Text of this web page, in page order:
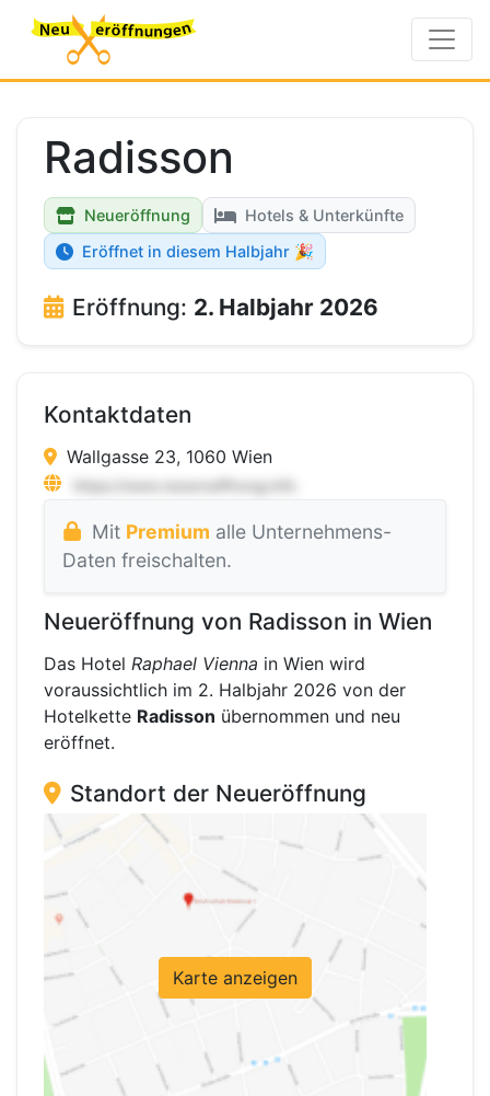
Radisson
Neueröffnung
Hotels & Unterkünfte
Eröffnet in diesem Halbjahr 🎉
Eröffnung: 2. Halbjahr 2026
Kontaktdaten
Wallgasse 23, 1060 Wien
Mit Premium alle Unternehmens-
Daten freischalten.
Neueröffnung von Radisson in Wien
Das Hotel Raphael Vienna in Wien wird
voraussichtlich im 2. Halbjahr 2026 von der
Hotelkette Radisson übernommen und neu
eröffnet.
Standort der Neueröffnung
Karte anzeigen